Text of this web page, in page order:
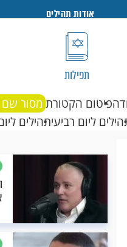
אודות תהילים
תפילות
פיטום הקטורת מסור שם
ליום רביעיתהילים